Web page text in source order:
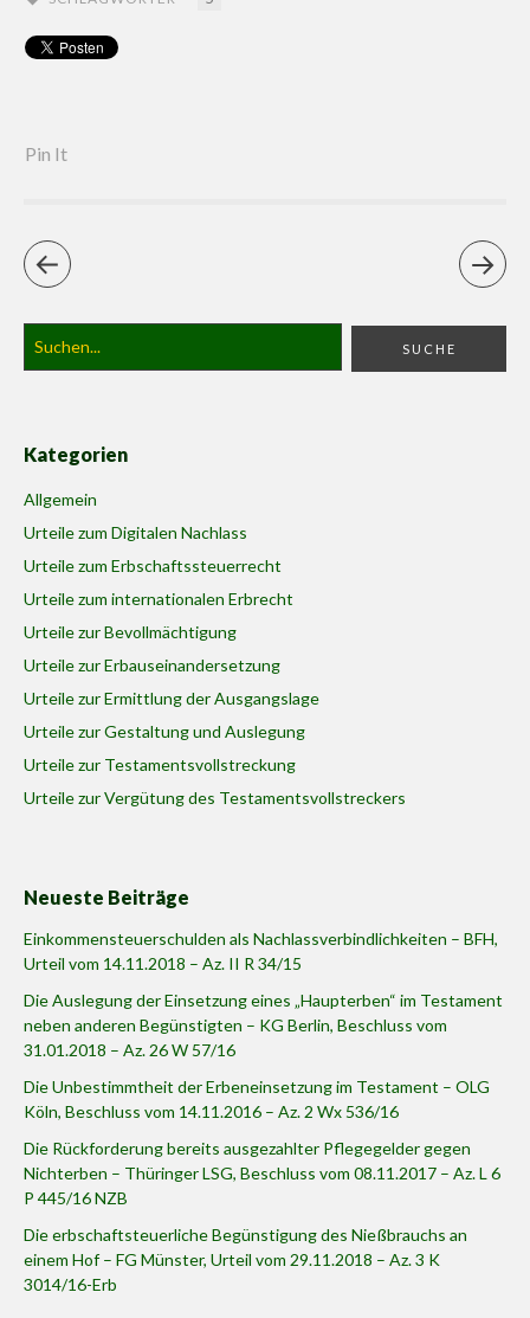
Pin It
Kategorien
Allgemein
Urteile zum Digitalen Nachlass
Urteile zum Erbschaftssteuerrecht
Urteile zum internationalen Erbrecht
Urteile zur Bevollmächtigung
Urteile zur Erbauseinandersetzung
Urteile zur Ermittlung der Ausgangslage
Urteile zur Gestaltung und Auslegung
Urteile zur Testamentsvollstreckung
Urteile zur Vergütung des Testamentsvollstreckers
Neueste Beiträge
Einkommensteuerschulden als Nachlassverbindlichkeiten – BFH,
Urteil vom 14.11.2018 – Az. II R 34/15
Die Auslegung der Einsetzung eines „Haupterben“ im Testament
neben anderen Begünstigten – KG Berlin, Beschluss vom
31.01.2018 – Az. 26 W 57/16
Die Unbestimmtheit der Erbeneinsetzung im Testament – OLG
Köln, Beschluss vom 14.11.2016 – Az. 2 Wx 536/16
Die Rückforderung bereits ausgezahlter Pflegegelder gegen
Nichterben – Thüringer LSG, Beschluss vom 08.11.2017 – Az. L 6
P 445/16 NZB
Die erbschaftsteuerliche Begünstigung des Nießbrauchs an
einem Hof – FG Münster, Urteil vom 29.11.2018 – Az. 3 K
3014/16-Erb